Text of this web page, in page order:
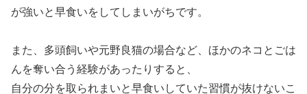
が強いと早食いをしてしまいがちです。
また、多頭飼いや元野良猫の場合など、ほかのネコとごは
んを奪い合う経験があったりすると、
自分の分を取られまいと早食いしていた習慣が抜けないこ